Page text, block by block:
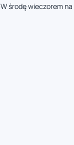
W środę wieczorem